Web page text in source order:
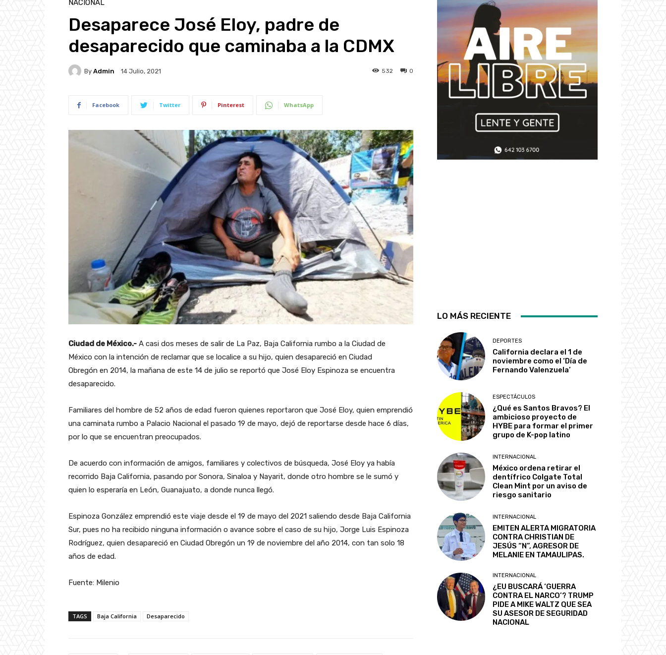
NACIONAL
Desaparece José Eloy, padre de
desaparecido que caminaba a la CDMX
By Admin 14 Julio, 2021 0
532
Facebook Twitter Pinterest WhatsApp
Ciudad de México.- A casi dos meses de salir de La Paz, Baja California rumbo a la Ciudad de
México con la intención de reclamar que se localice a su hijo, quien desapareció en Ciudad
Obregón en 2014, la mañana de este 14 de julio se reportó que José Eloy Espinoza se encuentra
desaparecido.
Familiares del hombre de 52 años de edad fueron quienes reportaron que José Eloy, quien emprendió
una caminata rumbo a Palacio Nacional el pasado 19 de mayo, dejó de reportarse desde hace 6 días,
por lo que se encuentran preocupados.
De acuerdo con información de amigos, familiares y colectivos de búsqueda, José Eloy ya había
recorrido Baja California, pasando por Sonora, Sinaloa y Nayarit, donde otro hombre se le sumó y
quien lo esperaría en León, Guanajuato, a donde nunca llegó.
Espinoza González emprendió este viaje desde el 19 de mayo del 2021 saliendo desde Baja California
Sur, pues no ha recibido ninguna información o avance sobre el caso de su hijo, Jorge Luis Espinoza
Rodríguez, quien desapareció en Ciudad Obregón un 19 de noviembre del año 2014, con tan solo 18
años de edad.
Fuente: Milenio
TAGS Baja California Desaparecido
LO MÁS RECIENTE
DEPORTES
California declara el 1 de
noviembre como el ‘Día de
Fernando Valenzuela’
ESPECTÁCULOS
¿Qué es Santos Bravos? El
ambicioso proyecto de
HYBE para formar el primer
grupo de K-pop latino
INTERNACIONAL
México ordena retirar el
dentífrico Colgate Total
Clean Mint por un aviso de
riesgo sanitario
INTERNACIONAL
EMITEN ALERTA MIGRATORIA
CONTRA CHRISTIAN DE
JESÚS “N”, AGRESOR DE
MELANIE EN TAMAULIPAS.
INTERNACIONAL
¿EU BUSCARÁ ‘GUERRA
CONTRA EL NARCO’? TRUMP
PIDE A MIKE WALTZ QUE SEA
SU ASESOR DE SEGURIDAD
NACIONAL